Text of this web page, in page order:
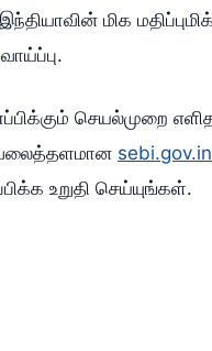
மிக
செயல்முறை
வலைத்தளமான sebi.gov.in
உறுதி செய்யுங்கள்.